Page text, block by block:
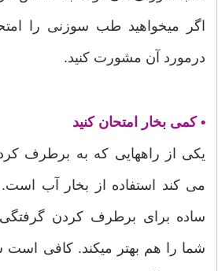
اگر میخواهید طب سوزنی را
درمورد آن مشورت کنید.
• کمی بخار امتحان کنید
یکی از راههایی که به برطرف
می کند استفاده از بخار آب
ساده برای برطرف کردن
شما را هم بهتر میکند. کافی است